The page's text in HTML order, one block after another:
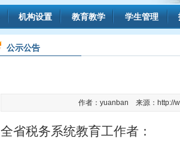
机构设置 教育教学 学生管理
公示公告
作者：yuanban 来源：http://
全省税务系统教育工作者：